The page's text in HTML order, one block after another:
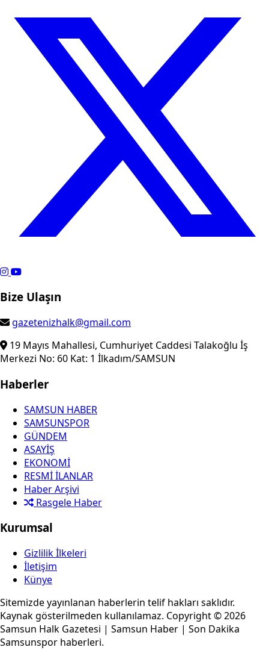
Bize Ulaşın
gazetenizhalk@gmail.com
19 Mayıs Mahallesi, Cumhuriyet Caddesi Talakoğlu İş
Merkezi No: 60 Kat: 1 İlkadım/SAMSUN
Haberler
SAMSUN HABER
SAMSUNSPOR
GÜNDEM
ASAYİŞ
EKONOMİ
RESMİ İLANLAR
Haber Arşivi
Rasgele Haber
Kurumsal
Gizlilik İlkeleri
İletişim
Künye
Sitemizde yayınlanan haberlerin telif hakları saklıdır.
Kaynak gösterilmeden kullanılamaz. Copyright © 2026
Samsun Halk Gazetesi | Samsun Haber | Son Dakika
Samsunspor haberleri.